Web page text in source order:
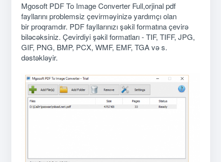
Mgosoft PDF To Image Converter Full,orjinal pdf
fayllarını problemsiz çevirməyinizə yardımçı olan
bir proqramdır. PDF fayllarınızı şəkil formatına çevirə
biləcəksiniz. Çevirdiyi şəkil formatları - TIF, TIFF, JPG,
GIF, PNG, BMP, PCX, WMF, EMF, TGA və s.
dəstəkləyir.